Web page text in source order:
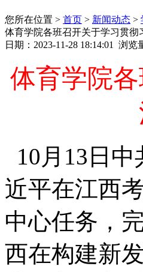
您所在位置 > 首页 > 新闻动态 >
体育学院各班召开关于学习贯
日期：2023-11-28 18:14:01 浏览
体育学院
10月13日
近平在江西
中心任务，
西在构建新